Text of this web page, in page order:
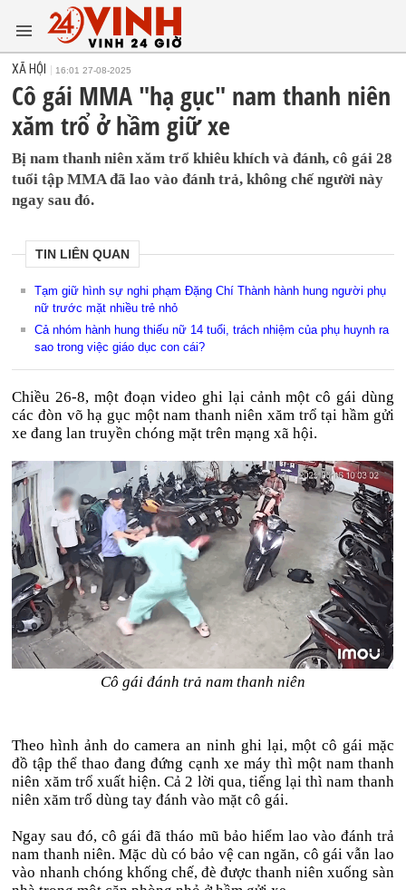
XÃ HỘI 16:01 27-08-2025
Cô gái MMA "hạ gục" nam thanh niên
xăm trổ ở hầm giữ xe
Bị nam thanh niên xăm trổ khiêu khích và đánh, cô gái 28
tuổi tập MMA đã lao vào đánh trả, không chế người này
ngay sau đó.
TIN LIÊN QUAN
Tạm giữ hình sự nghi phạm Đặng Chí Thành hành hung người phụ
nữ trước mặt nhiều trẻ nhỏ
Cả nhóm hành hung thiếu nữ 14 tuổi, trách nhiệm của phụ huynh ra
sao trong việc giáo dục con cái?
Chiều 26-8, một đoạn video ghi lại cảnh một cô gái dùng
các đòn võ hạ gục một nam thanh niên xăm trổ tại hầm gửi
xe đang lan truyền chóng mặt trên mạng xã hội.
Cô gái đánh trả nam thanh niên
Theo hình ảnh do camera an ninh ghi lại, một cô gái mặc
đồ tập thể thao đang đứng cạnh xe máy thì một nam thanh
niên xăm trổ xuất hiện. Cả 2 lời qua, tiếng lại thì nam thanh
niên xăm trổ dùng tay đánh vào mặt cô gái.
Ngay sau đó, cô gái đã tháo mũ bảo hiểm lao vào đánh trả
nam thanh niên. Mặc dù có bảo vệ can ngăn, cô gái vẫn lao
vào nhanh chóng khống chế, đè được thanh niên xuống sàn